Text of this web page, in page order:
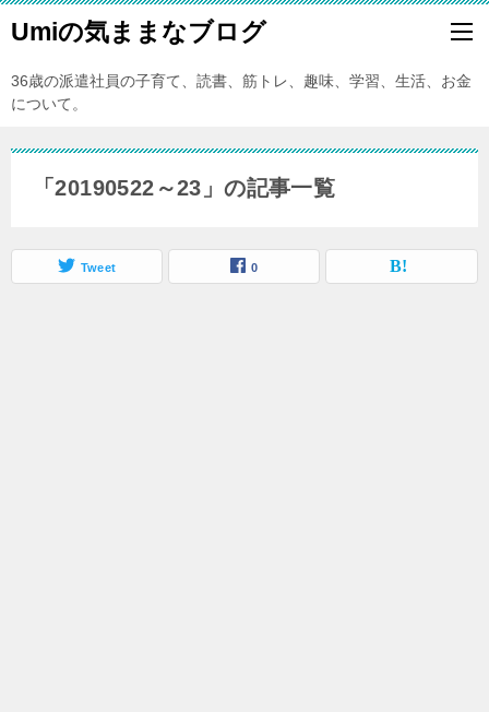
Umiの気ままなブログ
36歳の派遣社員の子育て、読書、筋トレ、趣味、学習、生活、お金
について。
「20190522～23」の記事一覧
Tweet 0